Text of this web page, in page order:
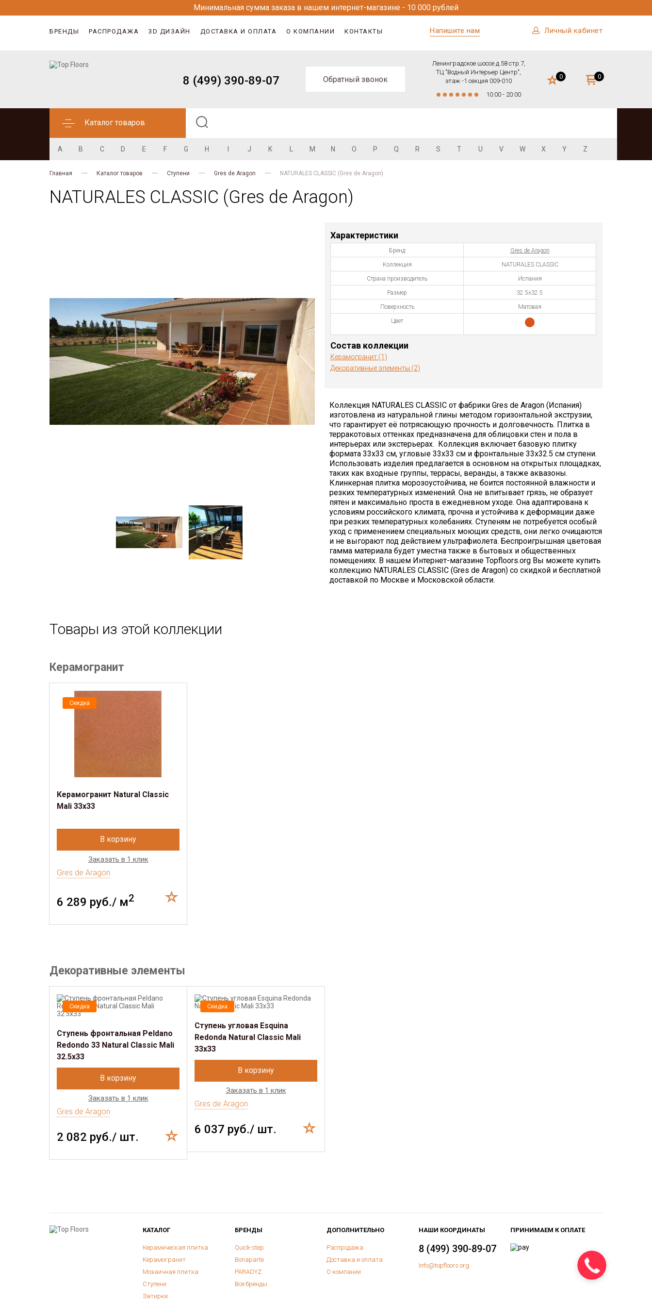
Минимальная сумма заказа в нашем интернет-магазине - 10 000 рублей
БРЕНДЫ РАСПРОДАЖА 3D ДИЗАЙН ДОСТАВКА И ОПЛАТА О КОМПАНИИ КОНТАКТЫ Напишите нам Личный кабинет
8 (499) 390-89-07 Обратный звонок
Ленинградское шоссе д.58 стр.7,
ТЦ "Водный Интерьер Центр",
этаж -1 секция 009-010
10:00 - 20:00
0 0
Каталог товаров
A B C D E F G H J K M N O P Q R S T U V W X Y Z
Главная Каталог товаров Ступени Gres de Aragon NATURALES CLASSIC (Gres de Aragon)
NATURALES CLASSIC (Gres de Aragon)
Характеристики
Бренд Gres de Aragon
Коллекция NATURALES CLASSIC
Страна производитель Испания
Размер 32.5х32.5
Поверхность Матовая
Цвет
Состав коллекции
Керамогранит (1)
Декоративные элементы (2)
Коллекция NATURALES CLASSIC от фабрики Gres de Aragon (Испания)
изготовлена из натуральной глины методом горизонтальной экструзии,
что гарантирует её потрясающую прочность и долговечность. Плитка в
терракотовых оттенках предназначена для облицовки стен и пола в
интерьерах или экстерьерах. Коллекция включает базовую плитку
формата 33х33 см, угловые 33х33 см и фронтальные 33х32.5 см ступени.
Использовать изделия предлагается в основном на открытых площадках,
таких как входные группы, террасы, веранды, а также аквазоны.
Клинкерная плитка морозоустойчива, не боится постоянной влажности и
резких температурных изменений. Она не впитывает грязь, не образует
пятен и максимально проста в ежедневном уходе. Она адаптирована к
условиям российского климата, прочна и устойчива к деформации даже
при резких температурных колебаниях. Ступеням не потребуется особый
уход с применением специальных моющих средств, они легко очищаются
и не выгорают под действием ультрафиолета. Беспроигрышная цветовая
гамма материала будет уместна также в бытовых и общественных
помещениях. В нашем Интернет-магазине Topfloors.org Вы можете купить
коллекцию NATURALES CLASSIC (Gres de Aragon) со скидкой и бесплатной
доставкой по Москве и Московской области.
Товары из этой коллекции
Керамогранит
Скидка
Керамогранит Natural Classic
Mali 33х33
В корзину
Заказать в 1 клик
Gres de Aragon
6 289 руб./ м2
Декоративные элементы
Скидка
Ступень фронтальная Peldano
Redondo 33 Natural Classic Mali
32.5x33
В корзину
Заказать в 1 клик
Gres de Aragon
2 082 руб./ шт.
Скидка
Ступень угловая Esquina
Redonda Natural Classic Mali
33x33
В корзину
Заказать в 1 клик
Gres de Aragon
6 037 руб./ шт.
КАТАЛОГ
Керамическая плитка
Керамогранит
Мозаичная плитка
Ступени
Затирки
БРЕНДЫ
Quick-step
Bonaparte
PARADYZ
Все бренды
ДОПОЛНИТЕЛЬНО
Распродажа
Доставка и оплата
О компании
НАШИ КООРДИНАТЫ
8 (499) 390-89-07
Info@topfloors.org
ПРИНИМАЕМ К ОПЛАТЕ